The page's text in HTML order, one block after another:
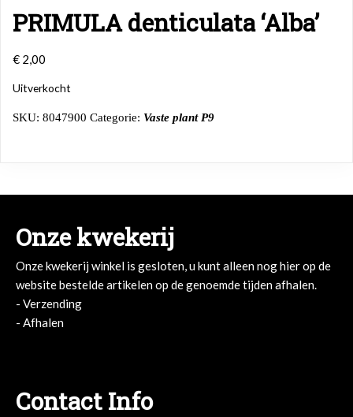
PRIMULA denticulata ‘Alba’
€ 2,00
Uitverkocht
SKU: 8047900 Categorie: Vaste plant P9
Onze kwekerij
Onze kwekerij winkel is gesloten, u kunt alleen nog hier op de
website bestelde artikelen op de genoemde tijden afhalen.
- Verzending
- Afhalen
Contact Info